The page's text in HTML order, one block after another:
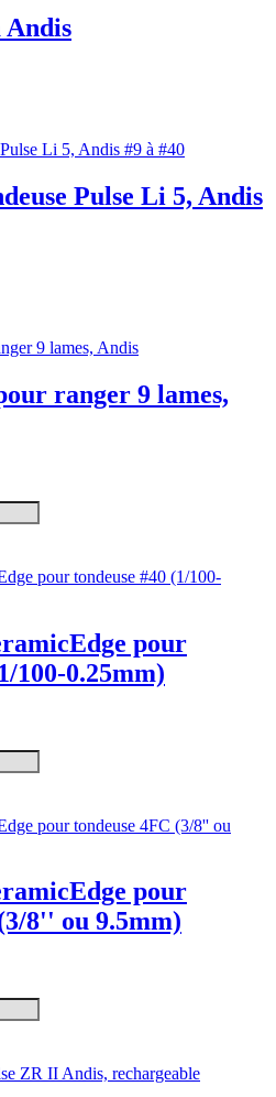
Andis
Pulse Li 5, Andis
ranger 9 lames,
:
pour
100-0.25mm)
pour
8'' ou 9.5mm)